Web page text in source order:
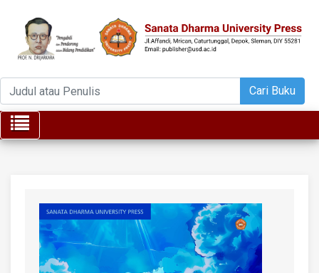
Cari Buku
Toggle navigation